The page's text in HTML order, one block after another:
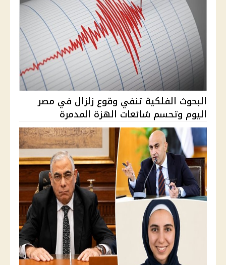
البحوث الفلكية تنفي وقوع زلزال في مصر
اليوم وتحسم شائعات الهزة المدمرة